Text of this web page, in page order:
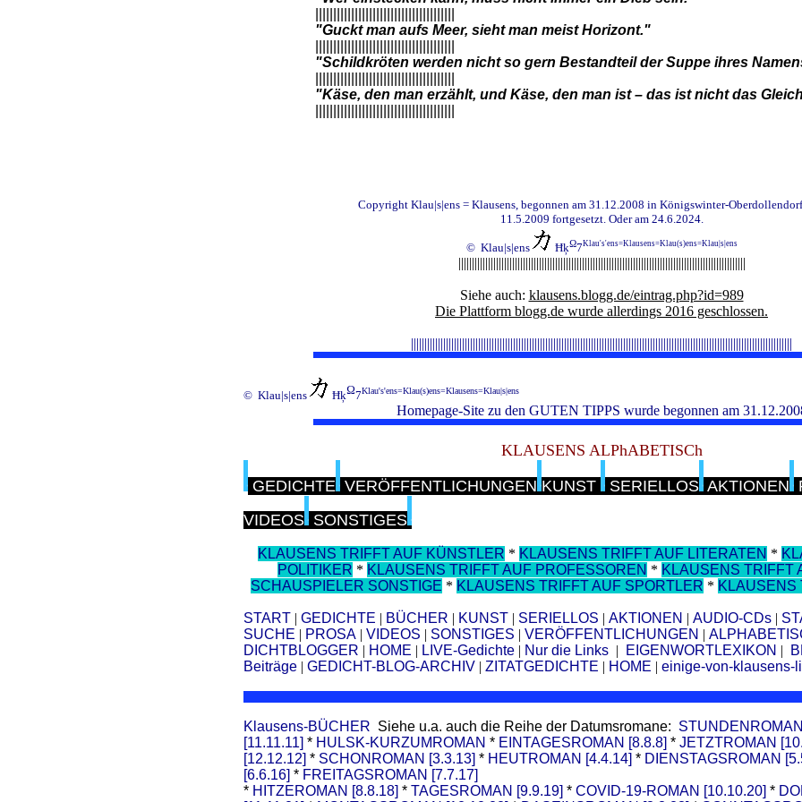
"Guckt man aufs Meer, sieht man meist Horizont."
"Schildkröten werden nicht so gern Bestandteil der Suppe ihres
"Käse, den man erzählt, und Käse, den man ist – das ist nicht das
Copyright Klau|s|ens = Klausens, begonnen am 31.12.2008 in Königswinter-
11.5.2009 fortgesetzt. Oder am 24.6.2024.
© Klau|s|ens ĦķΩ7Klau's'ens=Klausens=Klau(s)ens=Klau|s|ens
|||||||||||||||||||||||||||||||||||||||||||||||||||||||||||||||||||||||||||||||||||||||||||||||||||||||||||
Siehe auch: klausens.blogg.de/eintrag.php?id=989
Die Plattform blogg.de wurde allerdings 2016 geschlossen.
||||||||||||||||||||||||||||||||||||||||||||||||||||||||||||||||||||||||||||||||||||||||||||||||||||||||||||||||||||||||||||||||||||||||||||||
© Klau|s|ens ĦķΩ7Klau's'ens=Klau(s)ens=Klausens=Klau|s|ens
Homepage-Site zu den GUTEN TIPPS wurde begonnen am
KLAUSENS ALPhABETISCh
GEDICHTE VERÖFFENTLICHUNGEN KUNST SERIELLOS AKTIONEN
VIDEOS SONSTIGES
KLAUSENS TRIFFT AUF KÜNSTLER * KLAUSENS TRIFFT AUF LITERATEN *
POLITIKER * KLAUSENS TRIFFT AUF PROFESSOREN * KLAUSENS TRIFFT
SCHAUSPIELER SONSTIGE * KLAUSENS TRIFFT AUF SPORTLER * KLAUSENS
START | GEDICHTE | BÜCHER | KUNST | SERIELLOS | AKTIONEN | AUDIO-CDs |
SUCHE | PROSA | VIDEOS | SONSTIGES | VERÖFFENTLICHUNGEN |
DICHTBLOGGER | HOME | LIVE-Gedichte | Nur die Links | EIGENWORTLEXIKON |
Beiträge | GEDICHT-BLOG-ARCHIV | ZITATGEDICHTE | HOME | einige-von-klausens-
Klausens-BÜCHER Siehe u.a. auch die Reihe der Datumsromane:
[11.11.11] * HULSK-KURZUMROMAN * EINTAGESROMAN [8.8.8] * JETZTROMAN
[12.12.12] * SCHONROMAN [3.3.13] * HEUTROMAN [4.4.14] * DIENSTAGSROMAN
[6.6.16] * FREITAGSROMAN [7.7.17]
* HITZEROMAN [8.8.18] * TAGESROMAN [9.9.19] * COVID-19-ROMAN [10.10.20] *